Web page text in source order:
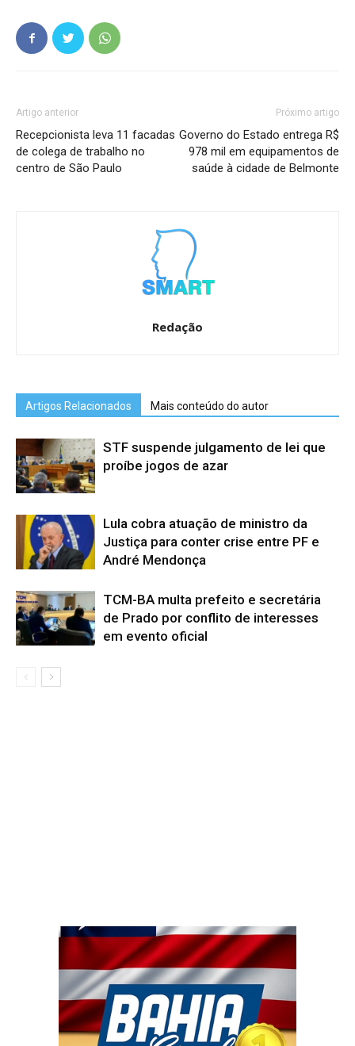
Artigo anterior
Recepcionista leva 11 facadas
de colega de trabalho no
centro de São Paulo
Próximo artigo
Governo do Estado entrega R$
978 mil em equipamentos de
saúde à cidade de Belmonte
Redação
Artigos Relacionados Mais conteúdo do autor
STF suspende julgamento de lei que
proíbe jogos de azar
Lula cobra atuação de ministro da
Justiça para conter crise entre PF e
André Mendonça
TCM-BA multa prefeito e secretária
de Prado por conflito de interesses
em evento oficial